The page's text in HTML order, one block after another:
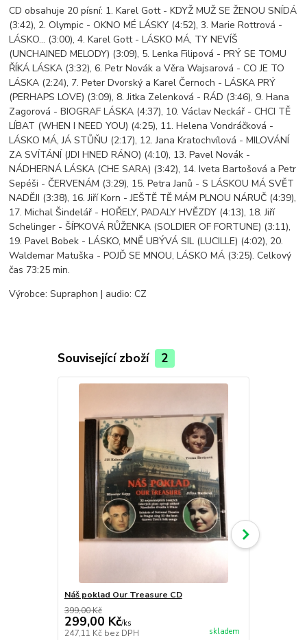
CD obsahuje 20 písní: 1. Karel Gott - KDYŽ MUŽ SE ŽENOU SNÍDÁ
(3:42), 2. Olympic - OKNO MÉ LÁSKY (4:52), 3. Marie Rottrová -
LÁSKO... (3:00), 4. Karel Gott - LÁSKO MÁ, TY NEVÍŠ
(UNCHAINED MELODY) (3:09), 5. Lenka Filipová - PRÝ SE TOMU
ŘÍKÁ LÁSKA (3:32), 6. Petr Novák a Věra Wajsarová - CO JE TO
LÁSKA (2:24), 7. Peter Dvorský a Karel Černoch - LÁSKA PRÝ
(PERHAPS LOVE) (3:09), 8. Jitka Zelenková - RÁD (3:46), 9. Hana
Zagorová - BIOGRAF LÁSKA (4:37), 10. Václav Neckář - CHCI TĚ
LÍBAT (WHEN I NEED YOU) (4:25), 11. Helena Vondráčková -
LÁSKO MÁ, JÁ STŮŇU (2:17), 12. Jana Kratochvílová - MILOVÁNÍ
ZA SVÍTÁNÍ (JDI HNED RÁNO) (4:10), 13. Pavel Novák -
NÁDHERNÁ LÁSKA (CHE SARA) (3:42), 14. Iveta Bartošová a Petr
Sepéši - ČERVENÁM (3:29), 15. Petra Janů - S LÁSKOU MÁ SVĚT
NADĚJI (3:38), 16. Jiří Korn - JEŠTĚ TĚ MÁM PLNOU NÁRUČ (4:39),
17. Michal Šindelář - HOŘELY, PADALY HVĚZDY (4:13), 18. Jiří
Schelinger - ŠÍPKOVÁ RŮŽENKA (SOLDIER OF FORTUNE) (3:11),
19. Pavel Bobek - LÁSKO, MNĚ UBÝVÁ SIL (LUCILLE) (4:02), 20.
Waldemar Matuška - POJĎ SE MNOU, LÁSKO MÁ (3:25). Celkový
čas 73:25 min.
Výrobce: Supraphon | audio: CZ
Související zboží 2
Náš poklad Our Treasure CD
399,00 Kč
299,00 Kč/ks
247,11 Kč bez DPH skladem